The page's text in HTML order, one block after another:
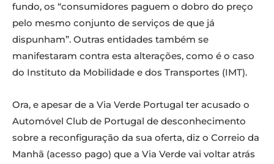
fundo, os “consumidores paguem o dobro do preço
pelo mesmo conjunto de serviços de que já
dispunham”. Outras entidades também se
manifestaram contra esta alterações, como é o caso
do Instituto da Mobilidade e dos Transportes (IMT).
Ora, e apesar de a Via Verde Portugal ter acusado o
Automóvel Club de Portugal de desconhecimento
sobre a reconfiguração da sua oferta, diz o Correio da
Manhã (acesso pago) que a Via Verde vai voltar atrás